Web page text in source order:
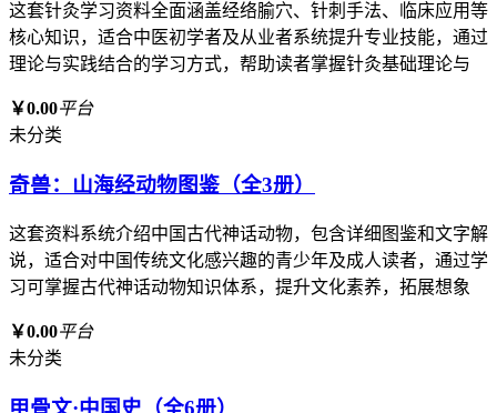
这套针灸学习资料全面涵盖经络腧穴、针刺手法、临床应用等
核心知识，适合中医初学者及从业者系统提升专业技能，通过
理论与实践结合的学习方式，帮助读者掌握针灸基础理论与
￥0.00平台
未分类
奇兽：山海经动物图鉴（全3册）
这套资料系统介绍中国古代神话动物，包含详细图鉴和文字解
说，适合对中国传统文化感兴趣的青少年及成人读者，通过学
习可掌握古代神话动物知识体系，提升文化素养，拓展想象
￥0.00平台
未分类
甲骨文·中国史（全6册）